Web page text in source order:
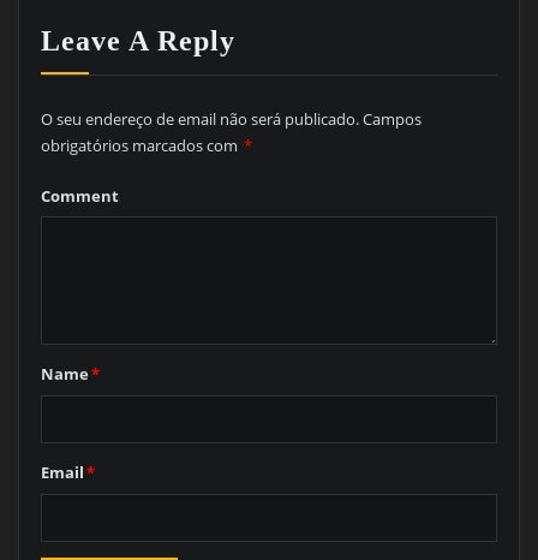
Leave A Reply
O seu endereço de email não será publicado.Campos
obrigatórios marcados com *
Comment
Name*
Email*